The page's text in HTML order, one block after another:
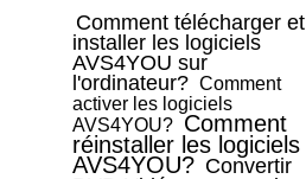
Comment télécharger et
installer les logiciels
AVS4YOU sur
l'ordinateur? Comment
activer les logiciels
AVS4YOU? Comment
réinstaller les logiciels
AVS4YOU? Convertir